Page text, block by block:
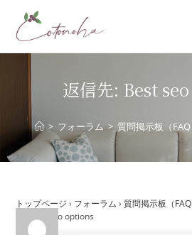
返信先: Best
> フォーラム > 質問掲示板（FAQ
トップページ › フォーラム › 質問掲示板（FAQ
先: Best seo options